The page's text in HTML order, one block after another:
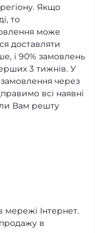
Якщо
то
може
доставляти
і 90% замовлень
3 тижнів. У
через
всі наявні
Вам решту
мережі Інтернет.
в